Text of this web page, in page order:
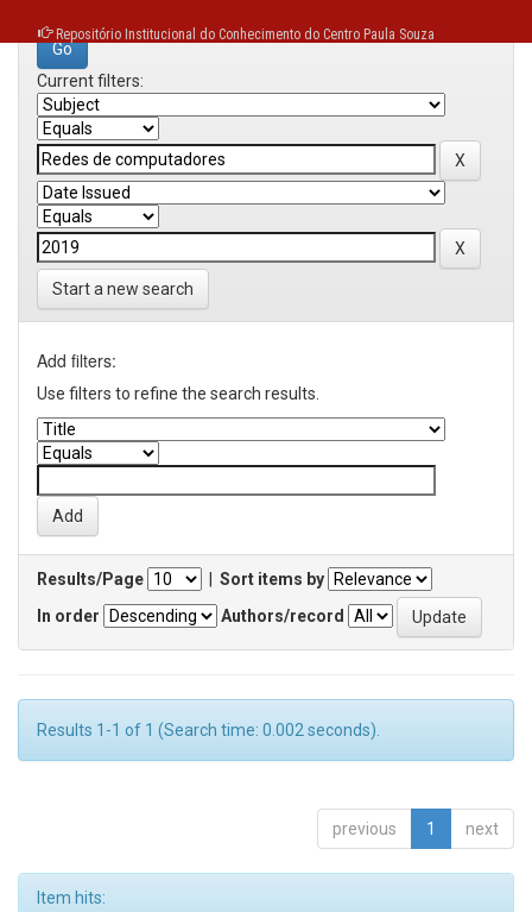
Repositório Institucional do Conhecimento do Centro Paula Souza
Current filters:
Start a new search
Add filters:
Use filters to refine the search results.
Results/Page
Sort items by
In order
Authors/record
Results 1-1 of 1 (Search time: 0.002 seconds).
previous 1 next
Item hits: